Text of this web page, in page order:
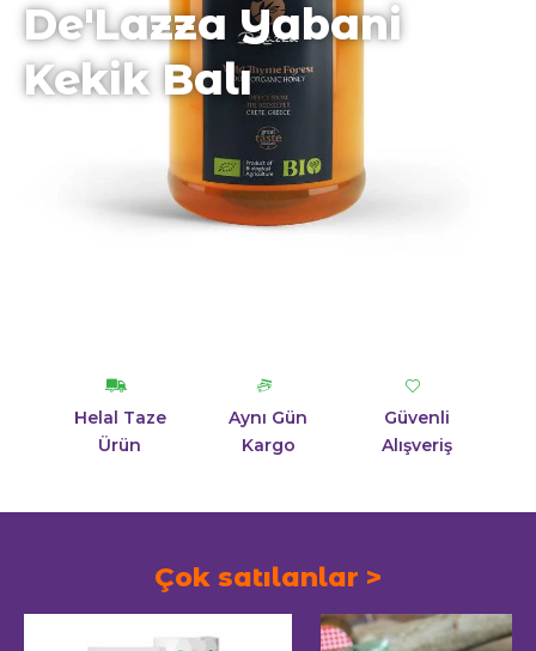
De'Lazza Yabani
Kekik Balı
Helal Taze
Ürün
Aynı Gün
Kargo
Güvenli
Alışveriş
Çok satılanlar